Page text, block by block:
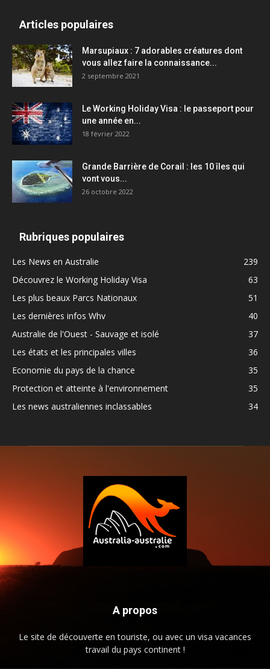
Articles populaires
Marsupiaux : 7 adorables créatures dont
vous allez faire la connaissance...
2 septembre 2021
Le Working Holiday Visa : le passeport pour
une année en...
18 février 2022
Grande Barrière de Corail : les 10 îles qui
vont vous...
26 octobre 2022
Rubriques populaires
Les News en Australie
239
Découvrez le Working Holiday Visa
63
Les plus beaux Parcs Nationaux
51
Les dernières infos Whv
40
Australie de l'Ouest - Sauvage et isolé
37
Les états et les principales villes
36
Economie du pays de la chance
35
Protection et atteinte à l'environnement
35
Les news australiennes inclassables
34
A propos
Le site de découverte en touriste, ou avec un visa vacances
travail du pays continent !